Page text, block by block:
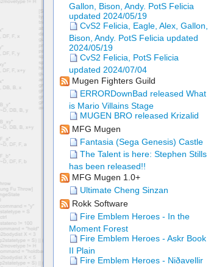
Gallon, Bison, Andy. PotS Felicia
updated 2024/05/19
CvS2 Felicia, Eagle, Alex, Gallon,
Bison, Andy. PotS Felicia updated
2024/05/19
CvS2 Felicia, PotS Felicia
updated 2024/07/04
Mugen Fighters Guild
ERRORDownBad released What
is Mario Villains Stage
MUGEN BRO released Krizalid
MFG Mugen
Fantasia (Sega Genesis) Castle
The Talent is here: Stephen Stills
has been released!!
MFG Mugen 1.0+
Ultimate Cheng Sinzan
Rokk Software
Fire Emblem Heroes - In the
Moment Forest
Fire Emblem Heroes - Askr Book
II Plain
Fire Emblem Heroes - Niðavellir